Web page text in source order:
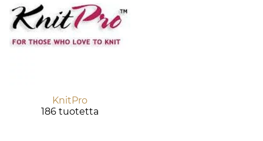
KnitPro
186 tuotetta